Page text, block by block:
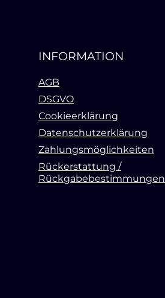
INFORMATION
AGB
DSGVO
Cookieerklärung
Datenschutzerklärung
Zahlungsmöglichkeiten
Rückerstattung /
Rückgabebestimmungen